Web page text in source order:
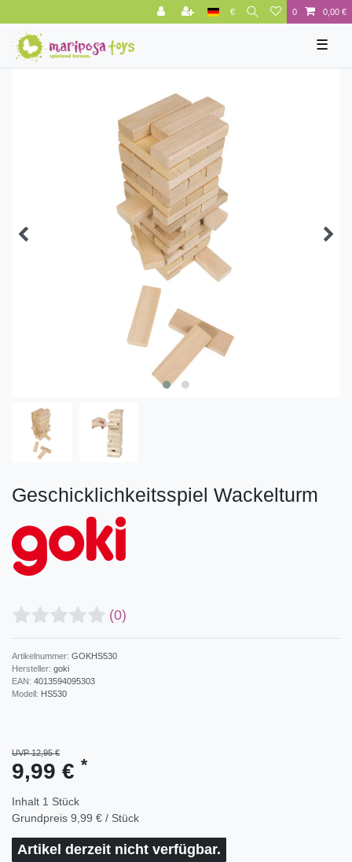
€ 0 0,00 €
☰
Geschicklichkeitsspiel Wackelturm
(0)
Artikelnummer: GOKHS530
Hersteller: goki
EAN: 4013594095303
Modell: HS530
UVP 12,95 €
9,99 € *
Inhalt 1 Stück
Grundpreis 9,99 € / Stück
Artikel derzeit nicht verfügbar.